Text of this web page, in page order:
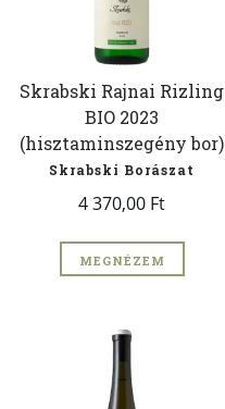
Skrabski Rajnai Rizling
BIO 2023
(hisztaminszegény bor)
Skrabski Borászat
4 370,00 Ft
MEGNÉZEM